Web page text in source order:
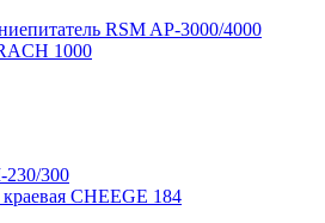
RSM AP-3000/4000
1000
300
CHEEGE 184